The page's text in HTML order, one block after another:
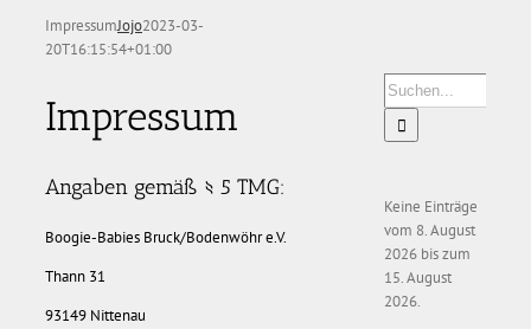
ImpressumJojo2023-03-
20T16:15:54+01:00
Impressum
Angaben gemäß § 5 TMG:
Boogie-Babies Bruck/Bodenwöhr e.V.
Thann 31
93149 Nittenau
Suche
nach:
Keine Einträge
vom 8. August
2026 bis zum
15. August
2026.